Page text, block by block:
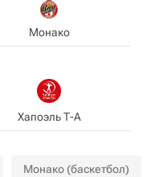
Монако
Хапоэль Т-А
Монако (баскетбол)